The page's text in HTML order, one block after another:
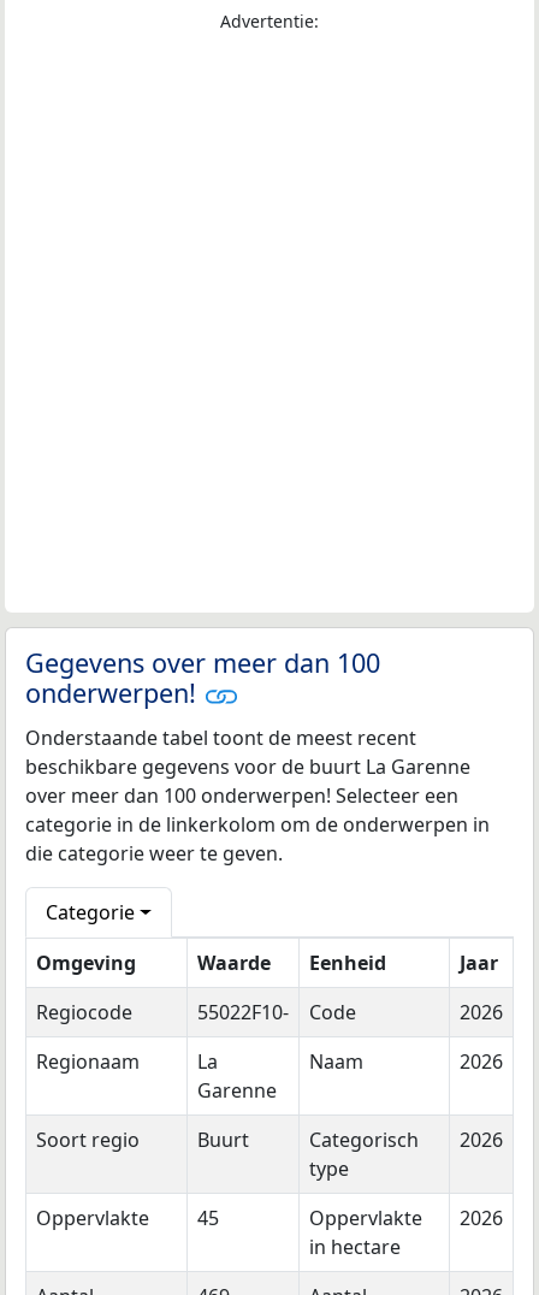
Advertentie:
Gegevens over meer dan 100
onderwerpen!
Onderstaande tabel toont de meest recent
beschikbare gegevens voor de buurt La Garenne
over meer dan 100 onderwerpen! Selecteer een
categorie in de linkerkolom om de onderwerpen in
die categorie weer te geven.
Categorie
Omgeving
Waarde Eenheid
Jaar
Regiocode
55022F10- Code
2026
Regionaam
La
Garenne
Naam 2026
Soort regio Buurt
Categorisch
type
2026
Oppervlakte 45
Oppervlakte
in hectare
2026